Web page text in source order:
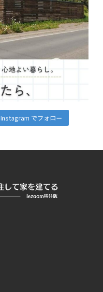
Instagram でフォロー